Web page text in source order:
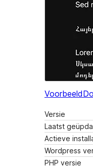
Voorbeeld
Versie
Laatst
Actieve
Wordpress
PHP versie